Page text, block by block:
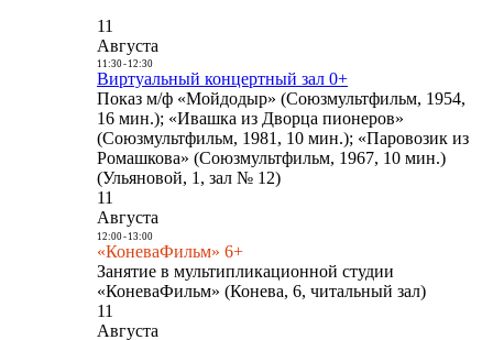
11
Августа
11:30- 12:30
Виртуальный концертный зал 0+
Показ м/ф «Мойдодыр» (Союзмультфильм, 1954,
16 мин.); «Ивашка из Дворца пионеров»
(Союзмультфильм, 1981, 10 мин.); «Паровозик из
Ромашкова» (Союзмультфильм, 1967, 10 мин.)
(Ульяновой, 1, зал № 12)
11
Августа
12:00- 13:00
«КоневаФильм» 6+
Занятие в мультипликационной студии
«КоневаФильм» (Конева, 6, читальный зал)
11
Августа